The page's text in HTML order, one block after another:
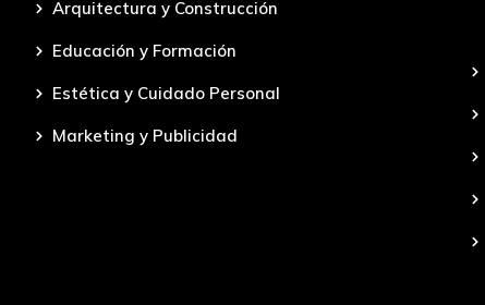
Arquitectura y Construcción
Educación y Formación
Estética y Cuidado Personal
Marketing y Publicidad